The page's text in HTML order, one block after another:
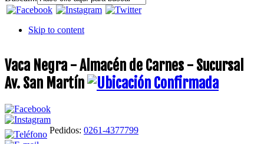
Skip to content
Vaca Negra - Almacén de Carnes - Sucursal
Av. San Martín
Pedidos: 0261-4377799